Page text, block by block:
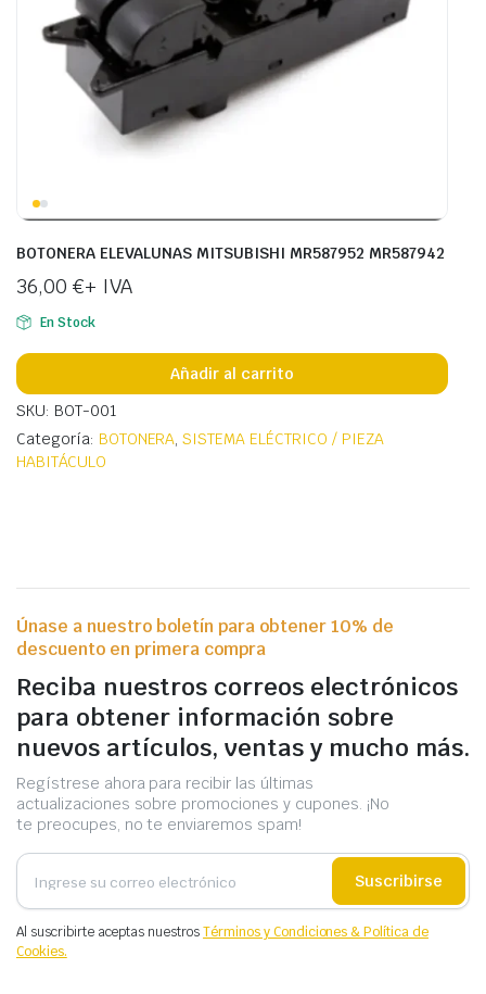
BOTONERA ELEVALUNAS MITSUBISHI MR587952 MR587942
36,00 €+ IVA
En Stock
Añadir al carrito
SKU: BOT-001
Categoría: BOTONERA,SISTEMA ELÉCTRICO / PIEZA
HABITÁCULO
Únase a nuestro boletín para obtener 10% de
descuento en primera compra
Reciba nuestros correos electrónicos
para obtener información sobre
nuevos artículos, ventas y mucho más.
Regístrese ahora para recibir las últimas
actualizaciones sobre promociones y cupones. ¡No
te preocupes, no te enviaremos spam!
Suscribirse
Al suscribirte aceptas nuestrosTérminos y Condiciones & Política de
Cookies.